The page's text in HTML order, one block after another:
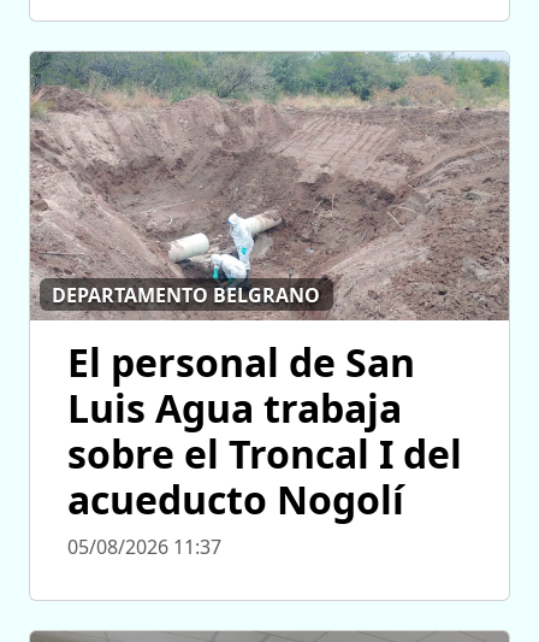
DEPARTAMENTO BELGRANO
El personal de San
Luis Agua trabaja
sobre el Troncal I del
acueducto Nogolí
05/08/2026 11:37